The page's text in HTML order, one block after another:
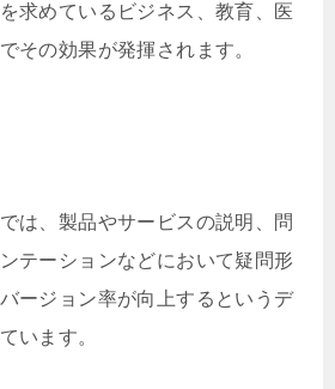
求めているビジネス、教育、医
その効果が発揮されます。
は、製品やサービスの説明、問
テーションなどにおいて疑問形
ージョン率が向上するというデ
います。